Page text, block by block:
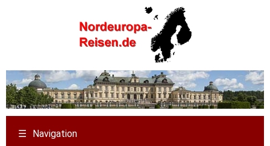
☰ Navigation